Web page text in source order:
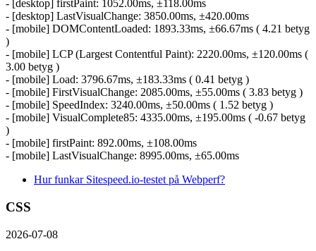
- [desktop] firstPaint: 1052.00ms, ±118.00ms
- [desktop] LastVisualChange: 3850.00ms, ±420.00ms
- [mobile] DOMContentLoaded: 1893.33ms, ±66.67ms ( 4.21 betyg
)
- [mobile] LCP (Largest Contentful Paint): 2220.00ms, ±120.00ms (
3.00 betyg )
- [mobile] Load: 3796.67ms, ±183.33ms ( 0.41 betyg )
- [mobile] FirstVisualChange: 2085.00ms, ±55.00ms ( 3.83 betyg )
- [mobile] SpeedIndex: 3240.00ms, ±50.00ms ( 1.52 betyg )
- [mobile] VisualComplete85: 4335.00ms, ±195.00ms ( -0.67 betyg
)
- [mobile] firstPaint: 892.00ms, ±108.00ms
- [mobile] LastVisualChange: 8995.00ms, ±65.00ms
Hur funkar Sitespeed.io-testet på Webperf?
CSS
2026-07-08